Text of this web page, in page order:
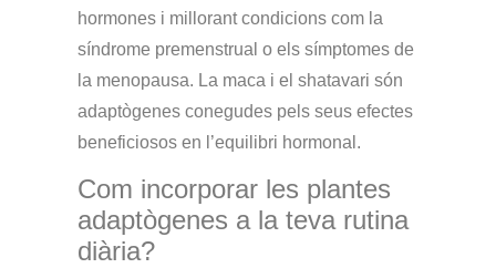
hormones i millorant condicions com la
síndrome premenstrual o els símptomes de
la menopausa. La maca i el shatavari són
adaptògenes conegudes pels seus efectes
beneficiosos en l’equilibri hormonal.
Com incorporar les plantes
adaptògenes a la teva rutina
diària?